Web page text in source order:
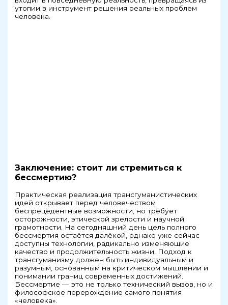
утопии в инструмент решения реальных проблем
человека.
Заключение: стоит ли стремиться к
бессмертию?
Практическая реализация трансгуманистических
идей открывает перед человечеством
беспрецедентные возможности, но требует
осторожности, этической зрелости и научной
грамотности. На сегодняшний день цель полного
бессмертия остаётся далёкой, однако уже сейчас
доступны технологии, радикально изменяющие
качество и продолжительность жизни. Подход к
трансгуманизму должен быть индивидуальным и
разумным, основанным на критическом мышлении и
понимании границ современных достижений.
Бессмертие — это не только технический вызов, но и
философское перерождение самого понятия
«человека».